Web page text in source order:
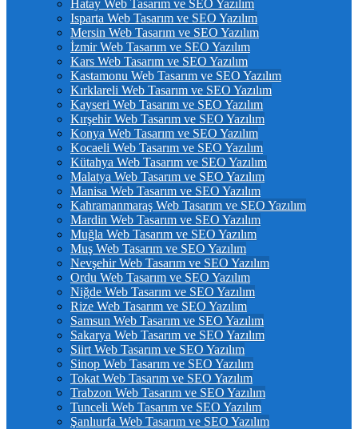
Hatay Web Tasarım ve SEO Yazılım
Isparta Web Tasarım ve SEO Yazılım
Mersin Web Tasarım ve SEO Yazılım
İzmir Web Tasarım ve SEO Yazılım
Kars Web Tasarım ve SEO Yazılım
Kastamonu Web Tasarım ve SEO Yazılım
Kırklareli Web Tasarım ve SEO Yazılım
Kayseri Web Tasarım ve SEO Yazılım
Kırşehir Web Tasarım ve SEO Yazılım
Konya Web Tasarım ve SEO Yazılım
Kocaeli Web Tasarım ve SEO Yazılım
Kütahya Web Tasarım ve SEO Yazılım
Malatya Web Tasarım ve SEO Yazılım
Manisa Web Tasarım ve SEO Yazılım
Kahramanmaraş Web Tasarım ve SEO Yazılım
Mardin Web Tasarım ve SEO Yazılım
Muğla Web Tasarım ve SEO Yazılım
Muş Web Tasarım ve SEO Yazılım
Nevşehir Web Tasarım ve SEO Yazılım
Ordu Web Tasarım ve SEO Yazılım
Niğde Web Tasarım ve SEO Yazılım
Rize Web Tasarım ve SEO Yazılım
Samsun Web Tasarım ve SEO Yazılım
Sakarya Web Tasarım ve SEO Yazılım
Siirt Web Tasarım ve SEO Yazılım
Sinop Web Tasarım ve SEO Yazılım
Tokat Web Tasarım ve SEO Yazılım
Trabzon Web Tasarım ve SEO Yazılım
Tunceli Web Tasarım ve SEO Yazılım
Şanlıurfa Web Tasarım ve SEO Yazılım